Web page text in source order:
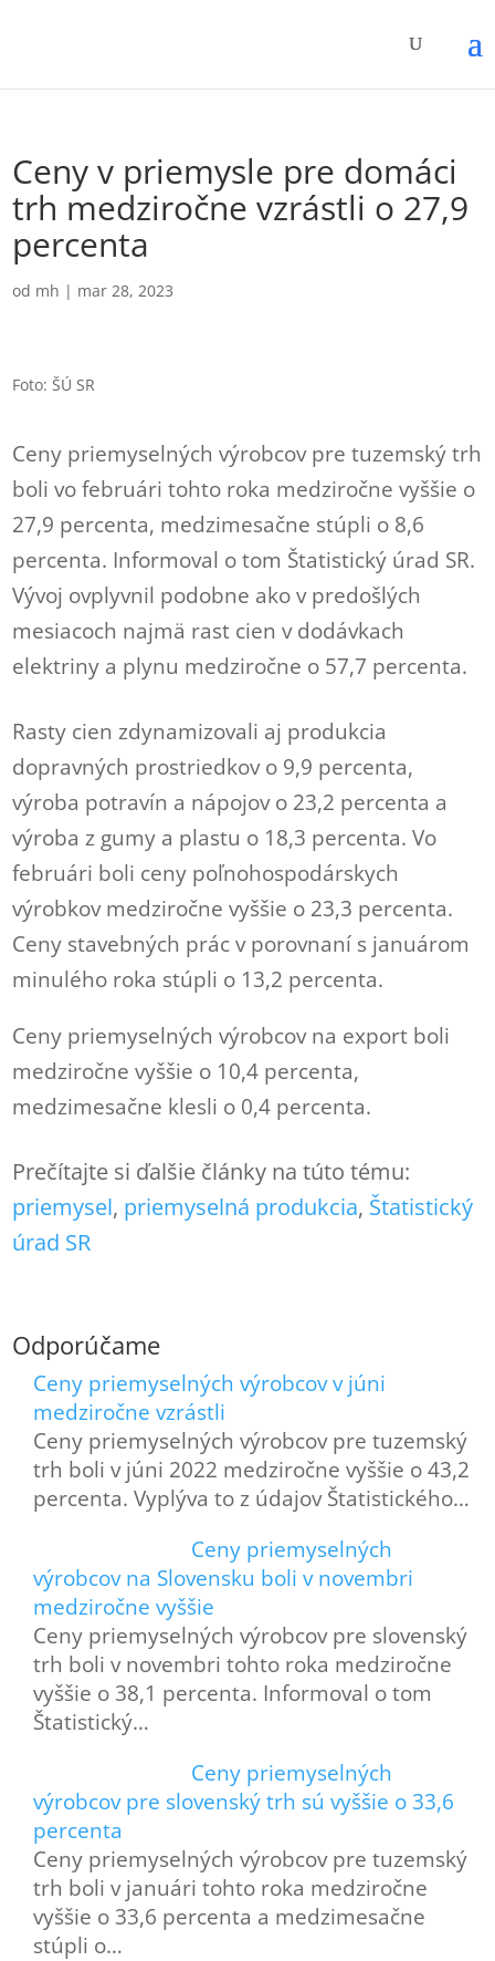
Ceny v priemysle pre domáci
trh medziročne vzrástli o 27,9
percenta
od mh | mar 28, 2023
Foto: ŠÚ SR
Ceny priemyselných výrobcov pre tuzemský trh
boli vo februári tohto roka medziročne vyššie o
27,9 percenta, medzimesačne stúpli o 8,6
percenta. Informoval o tom Štatistický úrad SR.
Vývoj ovplyvnil podobne ako v predošlých
mesiacoch najmä rast cien v dodávkach
elektriny a plynu medziročne o 57,7 percenta.
Rasty cien zdynamizovali aj produkcia
dopravných prostriedkov o 9,9 percenta,
výroba potravín a nápojov o 23,2 percenta a
výroba z gumy a plastu o 18,3 percenta. Vo
februári boli ceny poľnohospodárskych
výrobkov medziročne vyššie o 23,3 percenta.
Ceny stavebných prác v porovnaní s januárom
minulého roka stúpli o 13,2 percenta.
Ceny priemyselných výrobcov na export boli
medziročne vyššie o 10,4 percenta,
medzimesačne klesli o 0,4 percenta.
Prečítajte si ďalšie články na túto tému:
priemysel, priemyselná produkcia, Štatistický
úrad SR
Odporúčame
Ceny priemyselných výrobcov v júni
medziročne vzrástli
Ceny priemyselných výrobcov pre tuzemský
trh boli v júni 2022 medziročne vyššie o 43,2
percenta. Vyplýva to z údajov Štatistického…
Ceny priemyselných
výrobcov na Slovensku boli v novembri
medziročne vyššie
Ceny priemyselných výrobcov pre slovenský
trh boli v novembri tohto roka medziročne
vyššie o 38,1 percenta. Informoval o tom
Štatistický…
Ceny priemyselných
výrobcov pre slovenský trh sú vyššie o 33,6
percenta
Ceny priemyselných výrobcov pre tuzemský
trh boli v januári tohto roka medziročne
vyššie o 33,6 percenta a medzimesačne
stúpli o…